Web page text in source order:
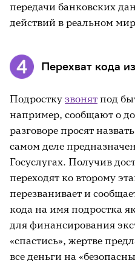
передачи банковских
действий в реальном
Перехват кода
Подростку звонят под
например, сообщают о
разговоре просят
самом деле
Госуслугах. Получив
переходят ко второму
перезванивает и
кода на имя подростка
для финансирования
«спастись», жертве
все деньги на